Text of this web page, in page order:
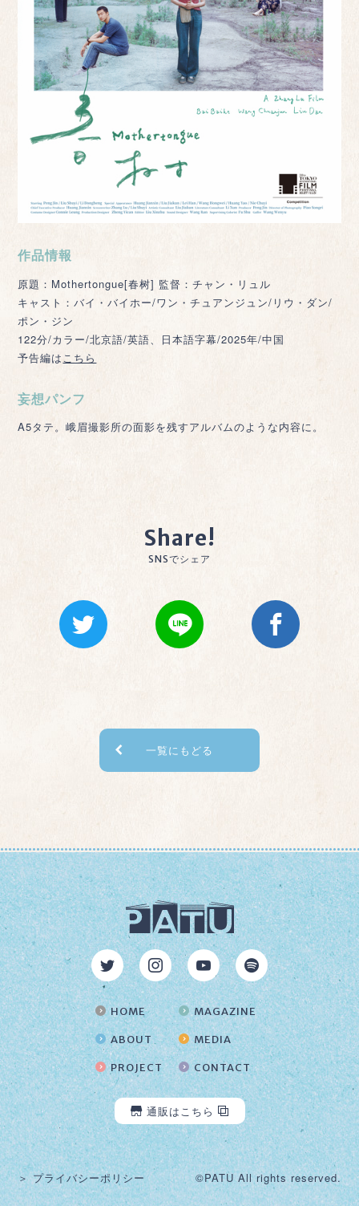
作品情報
原題：Mothertongue[春树] 監督：チャン・リュル
キャスト：バイ・バイホー/ワン・チュアンジュン/リウ・ダン/
ポン・ジン
122分/カラー/北京語/英語、日本語字幕/2025年/中国
予告編は こちら
妄想パンフ
A5タテ。峨眉撮影所の面影を残すアルバムのような内容に。
Share!
SNSでシェア
一覧にもどる
HOME
ABOUT
PROJECT
MAGAZINE
MEDIA
CONTACT
通販はこちら
＞ プライバシーポリシー ©PATU All rights reserved.